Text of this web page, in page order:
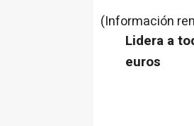
(Información
Lidera a
euros